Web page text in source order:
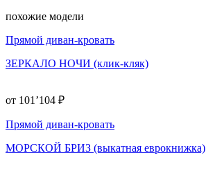
похожие модели
Прямой диван-кровать
ЗЕРКАЛО НОЧИ (клик-кляк)
от 101’104 ₽
Прямой диван-кровать
МОРСКОЙ БРИЗ (выкатная еврокнижка)